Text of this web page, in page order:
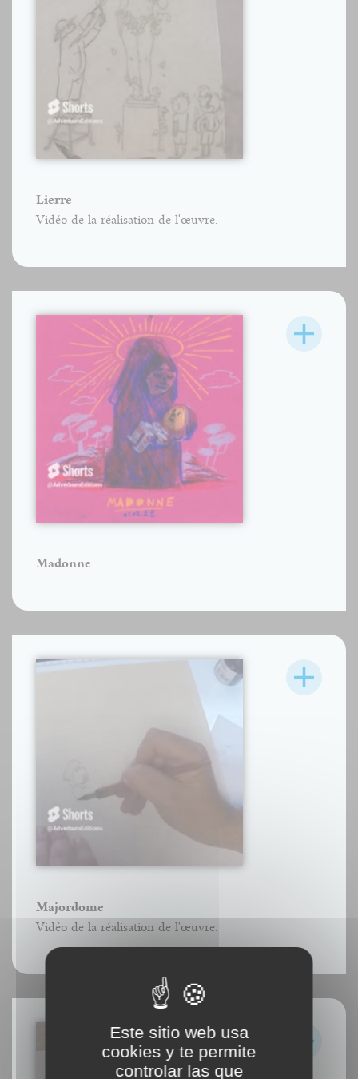
Lierre
Vidéo de la réalisation de l'œuvre.
Madonne
Majordome
Vidéo de la réalisation de l'œuvre.
Este sitio web usa
cookies y te permite
controlar las que